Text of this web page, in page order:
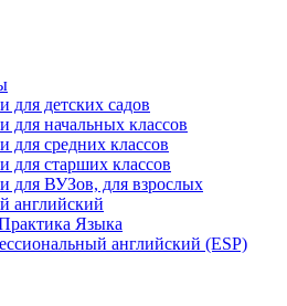
для детских садов
для начальных классов
для средних классов
для старших классов
для ВУЗов, для взрослых
английский
Языка
английский (ESP)